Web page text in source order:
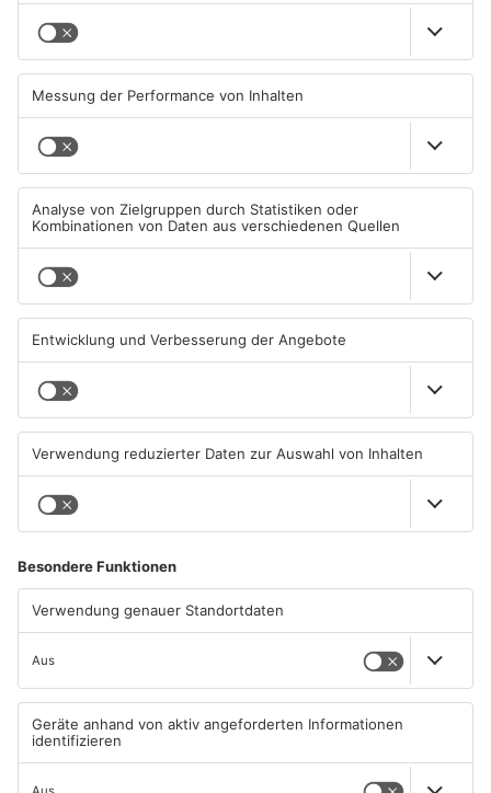
Wegen Trockenheit: Neue
Friedhöfen
ASCHAFFENBURG
Unterwäsche-Dieb in
Goldbach geschnappt
ASCHAFFENBURG